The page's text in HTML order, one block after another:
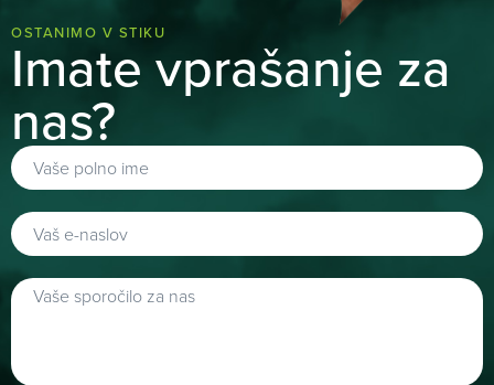
OSTANIMO V STIKU
Imate vprašanje za
nas?